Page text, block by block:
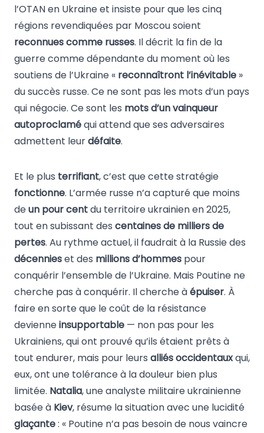
l’OTAN en Ukraine et insiste pour que les cinq
régions revendiquées par Moscou soient
reconnues comme russes. Il décrit la fin de la
guerre comme dépendante du moment où les
soutiens de l’Ukraine « reconnaîtront l’inévitable »
du succès russe. Ce ne sont pas les mots d’un pays
qui négocie. Ce sont les mots d’un vainqueur
autoproclaméqui attend que ses adversaires
admettent leurdéfaite.
Et le plus terrifiant, c’est que cette stratégie
fonctionne. L’armée russe n’a capturé que moins
deun pour centdu territoire ukrainien en 2025,
tout en subissant des centaines de milliers de
pertes. Au rythme actuel, il faudrait à la Russie des
décennieset des millions d’hommes pour
conquérir l’ensemble de l’Ukraine. Mais Poutine ne
cherche pas à conquérir. Il cherche àépuiser. À
faire en sorte que le coût de la résistance
devienneinsupportable — non pas pour les
Ukrainiens, qui ont prouvé qu’ils étaient prêts à
tout endurer, mais pour leurs alliés occidentauxqui,
eux, ont une tolérance à la douleur bien plus
limitée. Natalia, une analyste militaire ukrainienne
basée à Kiev, résume la situation avec une lucidité
glaçante: « Poutine n’a pas besoin de nous vaincre